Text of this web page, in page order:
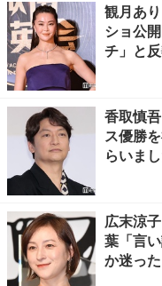
観月あ
ショ公
チ」と
香取慎
ス優勝
らいま
広末涼
葉「言
か迷った